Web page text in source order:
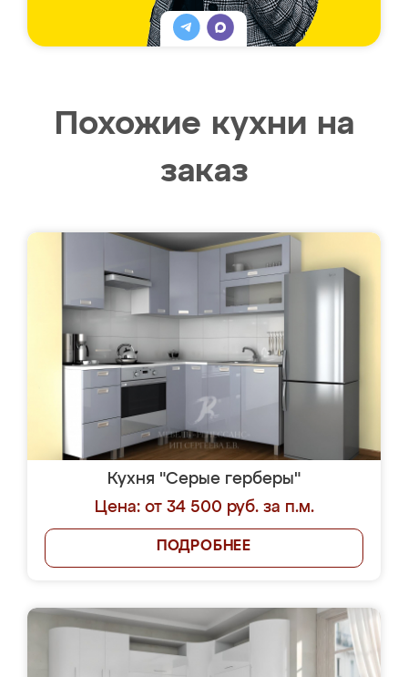
Похожие кухни на
заказ
Кухня "Серые герберы"
Цена: от 34 500 руб. за п.м.
ПОДРОБНЕЕ